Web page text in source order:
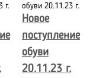
Новое
поступление
обуви
20.11.23 г.